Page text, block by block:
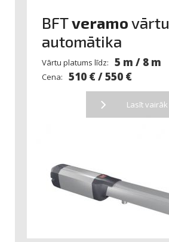
BFTveramovārtu
automātika
Vārtu platums līdz: 5 m / 8 m
Cena: 510 € / 550 €
Lasīt vairāk